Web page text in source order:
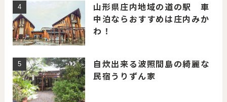
山形県庄内地域の道の駅 車
中泊ならおすすめは庄内みか
わ！
自炊出来る波照間島の綺麗な
民宿うりずん家